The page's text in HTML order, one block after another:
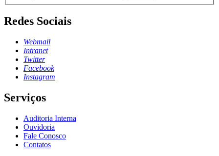
Redes Sociais
Webmail
Intranet
Twitter
Facebook
Instagram
Serviços
Auditoria Interna
Ouvidoria
Fale Conosco
Contatos